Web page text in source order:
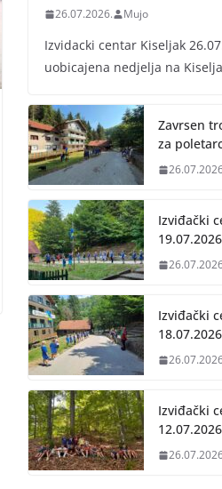
26.07.2026. Mujo
Izvidacki centar Kiseljak
uobicajena nedjelja na
Zavrsen
za
Izviđački
19.07.2026
Izviđački
18.07.2026
Izviđački